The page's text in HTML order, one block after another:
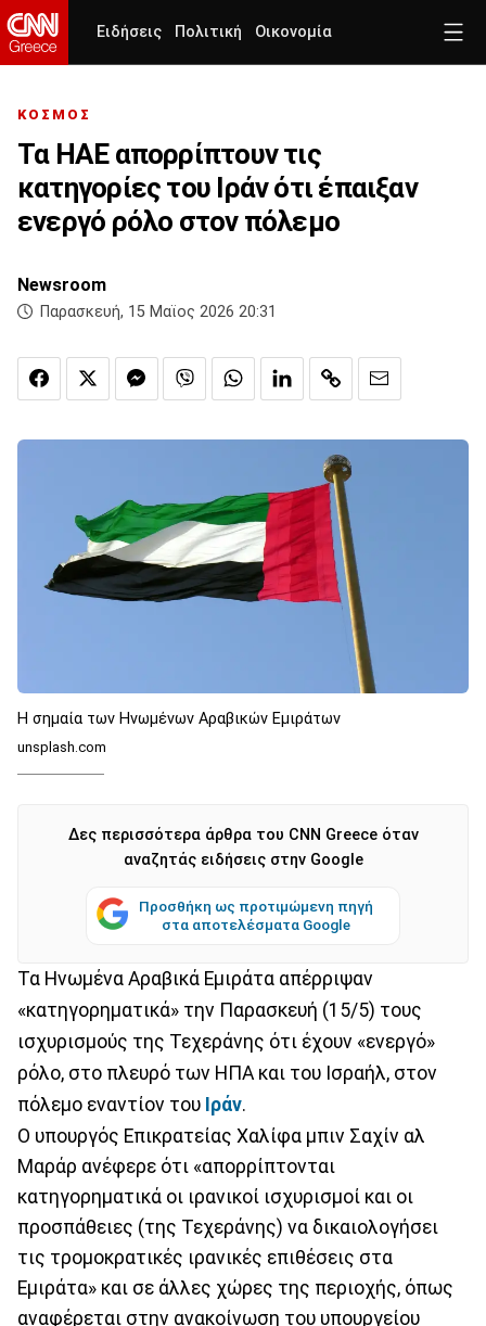
Ειδήσεις Πολιτική Οικονομία
ΚΟΣΜΟΣ
Τα ΗΑΕ απορρίπτουν τις
κατηγορίες του Ιράν ότι έπαιξαν
ενεργό ρόλο στον πόλεμο
Newsroom
Παρασκευή, 15 Μαϊος 2026 20:31
Η σημαία των Ηνωμένων Αραβικών Εμιράτων
unsplash.com
Δες περισσότερα άρθρα του CNN Greece όταν
αναζητάς ειδήσεις στην Google
Προσθήκη ως προτιμώμενη πηγή
στα αποτελέσματα Google
Τα Ηνωμένα Αραβικά Εμιράτα απέρριψαν
«κατηγορηματικά» την Παρασκευή (15/5) τους
ισχυρισμούς της Τεχεράνης ότι έχουν «ενεργό»
ρόλο, στο πλευρό των ΗΠΑ και του Ισραήλ, στον
πόλεμο εναντίον του Ιράν.
Ο υπουργός Επικρατείας Χαλίφα μπιν Σαχίν αλ
Μαράρ ανέφερε ότι «απορρίπτονται
κατηγορηματικά οι ιρανικοί ισχυρισμοί και οι
προσπάθειες (της Τεχεράνης) να δικαιολογήσει
τις τρομοκρατικές ιρανικές επιθέσεις στα
Εμιράτα» και σε άλλες χώρες της περιοχής, όπως
αναφέρεται στην ανακοίνωση του υπουργείου